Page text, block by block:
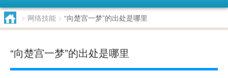
> 网络技能 > “向楚宫一梦”的出处是哪里
“向楚宫一梦”的出处是哪里